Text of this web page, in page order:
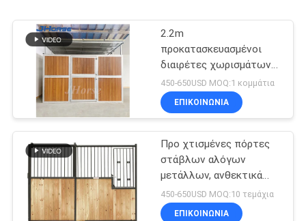
2.2m
προκατασκευασμένοι
διαιρέτες χωρισμάτων
δευτερεύουσας
επιτροπής μετώπων
στάβλων αλόγων 10ft
450-650USD MOQ:1 κομμάτια
ΕΠΙΚΟΙΝΩΝΙΑ
Προ χτισμένες πόρτες
στάβλων αλόγων
μετάλλων, ανθεκτικά
ιππικά μέτωπα στάβλων
σιταποθηκών αλόγων
450-650USD MOQ:10 τεμάχια
ΕΠΙΚΟΙΝΩΝΙΑ